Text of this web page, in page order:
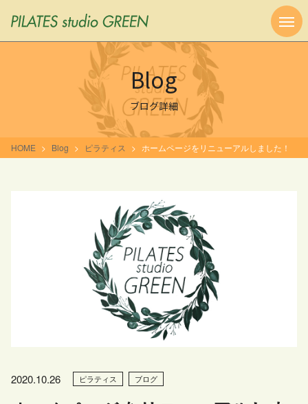
Blog
ブログ詳細
HOME Blog ピラティス ホームページをリニューアルしました！
2020.10.26 ピラティス ブログ